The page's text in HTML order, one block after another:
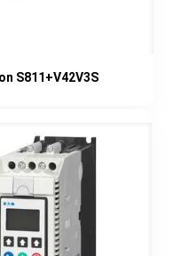
S811+V42V3S